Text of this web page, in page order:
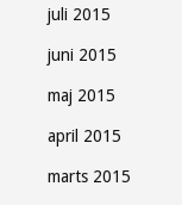
juli 2015
juni 2015
maj 2015
april 2015
marts 2015